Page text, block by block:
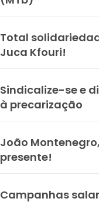
Total
Juca Kfouri!
Sindicalize-se e
à precarização
João Montenegro,
presente!
Campanhas